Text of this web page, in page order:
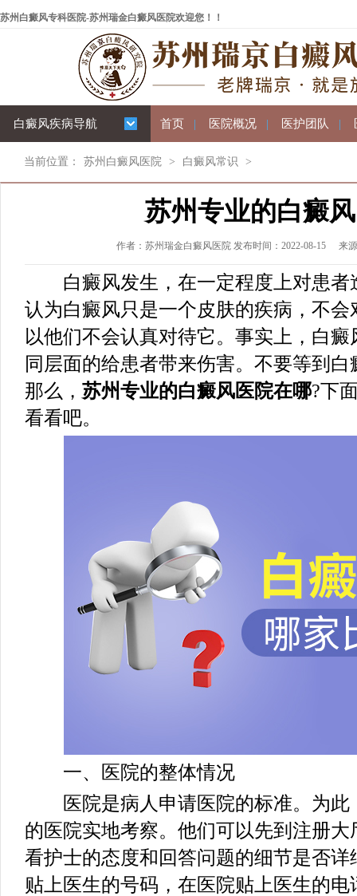
苏州白癜风专科医院-苏州瑞金白癜风医院欢迎您！！
白癜风疾病导航 首页 | 医院概况 | 医护团队 |
当前位置： 苏州白癜风医院 > 白癜风常识 >
苏州专业的白癜
作者：苏州瑞金白癜风医院 发布时间：2022-08-15 来
白癜风发生，在一定程度上对患者
认为白癜风只是一个皮肤的疾病，不
以他们不会认真对待它。事实上，白
同层面的给患者带来伤害。不要等到
那么， 苏州专业的白癜风医院在哪?下
看看吧。
一、医院的整体情况
医院是病人申请医院的标准。为此
的医院实地考察。他们可以先到注册
看护士的态度和回答问题的细节是否
贴上医生的号码，在医院贴上医生的